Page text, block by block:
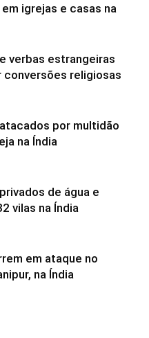
igrejas e casas na
verbas estrangeiras
conversões religiosas
por multidão
na Índia
de água e
vilas na Índia
em ataque no
na Índia